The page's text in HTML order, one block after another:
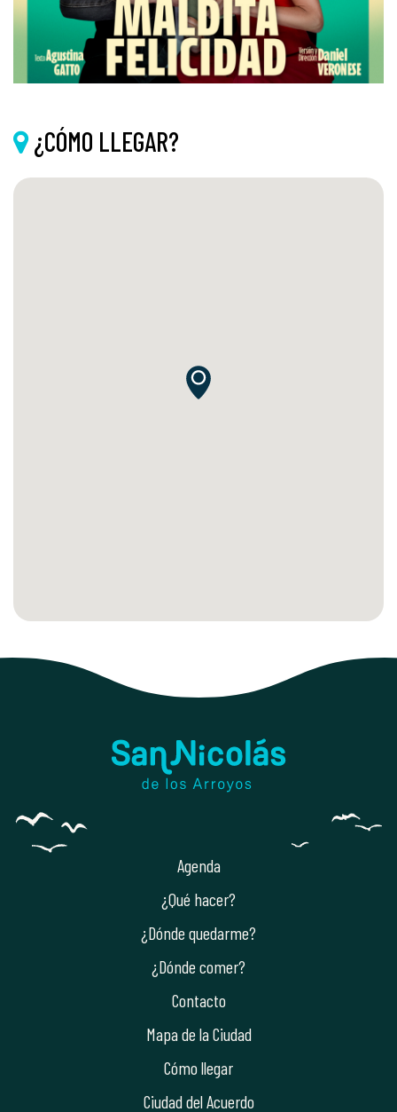
¿CÓMO LLEGAR?
Agenda
¿Qué hacer?
¿Dónde quedarme?
¿Dónde comer?
Contacto
Mapa de la Ciudad
Cómo llegar
Ciudad del Acuerdo